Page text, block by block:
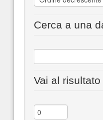
Cerca a una
Vai al